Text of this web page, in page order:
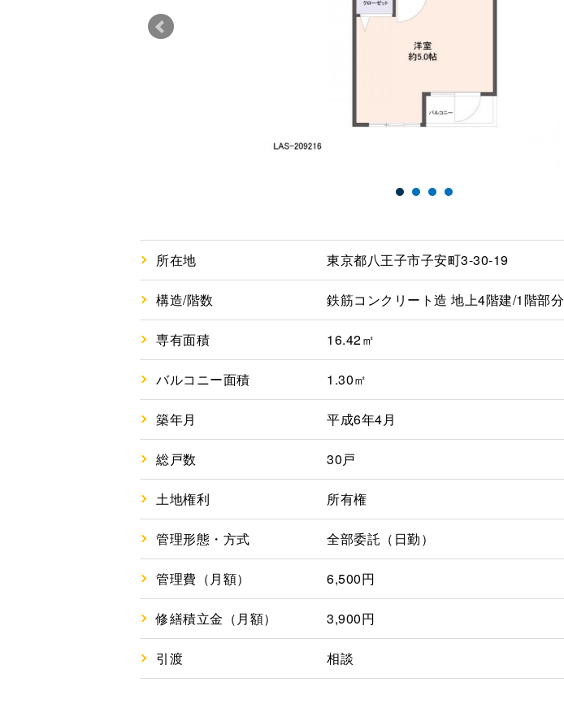
所在地 東京都八王子市子安町3-30-19
構造/階数 鉄筋コンクリート造 地上4階建/1階部分
専有面積 16.42㎡
バルコニー面積 1.30㎡
築年月 平成6年4月
総戸数 30戸
土地権利 所有権
管理形態・方式 全部委託（日勤）
管理費（月額） 6,500円
修繕積立金（月額） 3,900円
引渡 相談